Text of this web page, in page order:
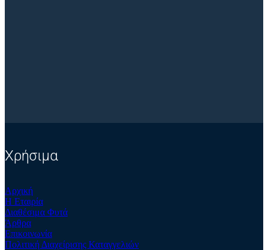
Χρήσιμα
Αρχική
Η Εταιρία
Διαθέσιμα Φυτά
Άρθρα
Επικοινωνία
Πολιτική Διαχείρισης Καταγγελιών